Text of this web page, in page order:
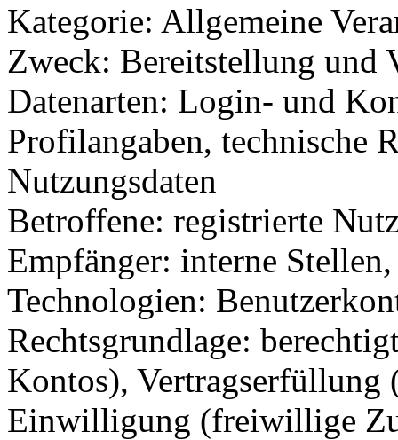
Kategorie: Allgemeine
Zweck: Bereitstellung und
Datenarten: Login- und
Profilangaben, technische
Nutzungsdaten
Betroffene: registrierte
Empfänger: interne
Technologien:
Rechtsgrundlage:
Kontos), Vertragserfüllung
Einwilligung (freiwillige